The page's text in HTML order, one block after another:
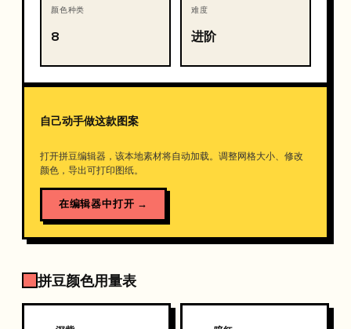
颜色种类
8
难度
进阶
自己动手做这款图案
打开拼豆编辑器，该本地素材将自动加载。调整网格大小、修改
颜色，导出可打印图纸。
在编辑器中打开 →
拼豆颜色用量表